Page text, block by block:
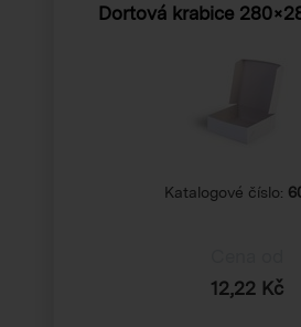
Dortová krabice
Katalogové číslo:
12,22 Kč